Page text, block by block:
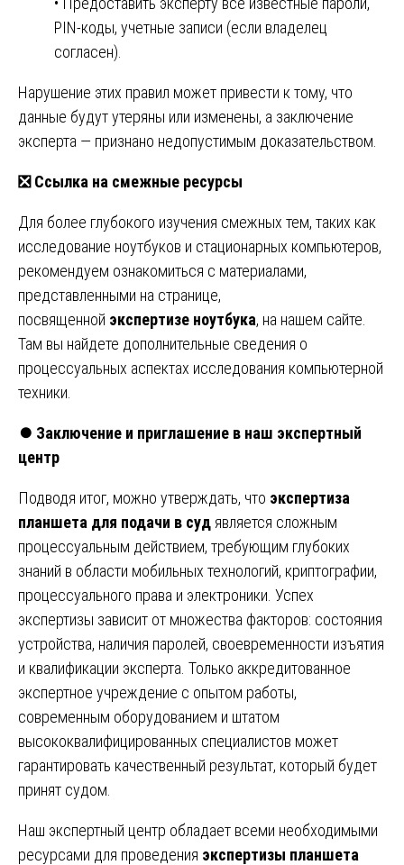
PIN-коды, учетные записи (если владелец
согласен).
Нарушение этих правил может привести к тому, что
данные будут утеряны или изменены, а заключение
эксперта — признано недопустимым доказательством.
❎Ссылка на смежные ресурсы
Для более глубокого изучения смежных тем, таких как
исследование ноутбуков и стационарных компьютеров,
рекомендуем ознакомиться с материалами,
представленными на странице,
посвященной экспертизе ноутбука, на нашем сайте
Там вы найдете дополнительные сведения о
процессуальных аспектах исследования компьютерной
техники.
⏺️ Заключение и приглашение в наш экспертный
центр
Подводя итог, можно утверждать, что экспертиза
планшета для подачи в суд является сложным
процессуальным действием, требующим глубоких
знаний в области мобильных технологий, криптографии,
процессуального права и электроники. Успех
экспертизы зависит от множества факторов: состояния
устройства, наличия паролей, своевременности изъятия
и квалификации эксперта. Только аккредитованное
экспертное учреждение с опытом работы,
современным оборудованием и штатом
высококвалифицированных специалистов может
гарантировать качественный результат, который будет
принят судом.
Наш экспертный центр обладает всеми необходимыми
ресурсами для проведения экспертизы планшета